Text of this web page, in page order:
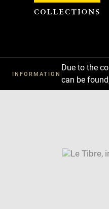
INFORMATION
Due to the
can be
window
SKIP IMAGE
Cookies management panel